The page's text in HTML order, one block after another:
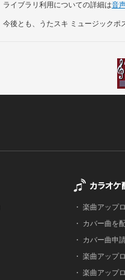
ライブラリ利用についての詳細は音
今後とも、うたスキ ミュージックポ
・ 楽曲アップ
・
カバー曲を
・
カバー曲申
・ 楽曲アップ
・ 楽曲アップ